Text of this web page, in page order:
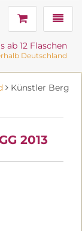
ab 12 Flaschen
Deutschland
Künstler Berg
2013